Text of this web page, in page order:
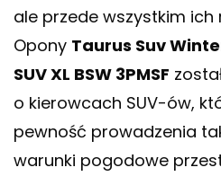
ale przede wszystkim
Opony Taurus Suv
SUV XL BSW 3PMSF
o kierowcach SUV-ów,
pewność prowadzenia
warunki pogodowe